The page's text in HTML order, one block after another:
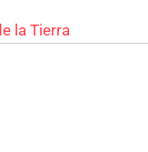
la Tierra